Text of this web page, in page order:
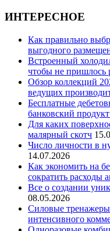
ИНТЕРЕСНОЕ
Как правильно
выгодного
Встроенный
чтобы не пришлось
Обзор коллекций
ведущих
Бесплатные
банковский
Для каких
малярный скотч
Число личности в
14.07.2026
Как экономить на
сократить расходы
Все о создании
08.05.2026
Силовые
интенсивного